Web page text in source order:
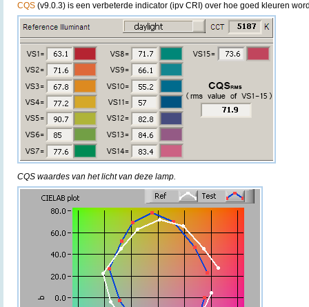
CQS (v9.0.3) is een verbeterde indicator (ipv CRI) over hoe goed kleuren
CQS waardes van het licht van deze lamp.